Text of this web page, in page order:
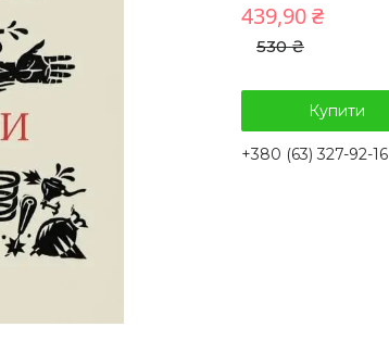
530 ₴
439,90 ₴
Купити
+380 (63) 327-92-16